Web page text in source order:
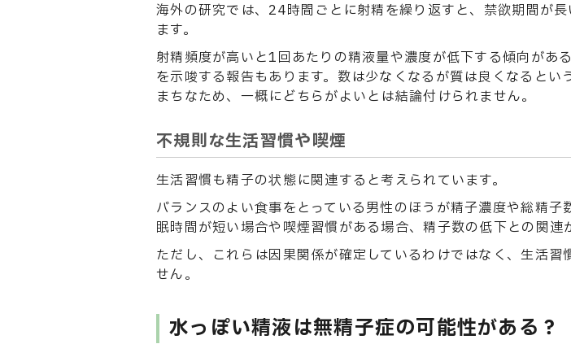
海外の研究では、24時間ごとに射精を繰り返すと、禁欲期間が
ます。
射精頻度が高いと1回あたりの精液量や濃度が低下する傾向があ
を示唆する報告もあります。数は少なくなるが質は良くなると
まちなため、一概にどちらがよいとは結論付けられません。
不規則な生活習慣や喫煙
生活習慣も精子の状態に関連すると考えられています。
バランスのよい食事をとっている男性のほうが精子濃度や総精
眠時間が短い場合や喫煙習慣がある場合、精子数の低下との関連
ただし、これらは因果関係が確定しているわけではなく、生活
せん。
水っぽい精液は無精子症の可能性がある？